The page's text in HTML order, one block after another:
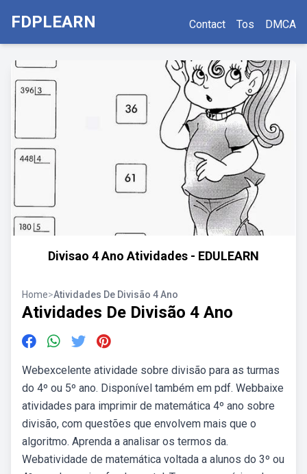
FDPLEARN Contact Tos DMCA
Divisao 4 Ano Atividades - EDULEARN
Home>Atividades De Divisão 4 Ano
Atividades De Divisão 4 Ano
Webexcelente atividade sobre divisão para as turmas
do 4º ou 5º ano. Disponível também em pdf. Webbaixe
atividades para imprimir de matemática 4º ano sobre
divisão, com questões que envolvem mais que o
algoritmo. Aprenda a analisar os termos da.
Webatividade de matemática voltada a alunos do 3º ou